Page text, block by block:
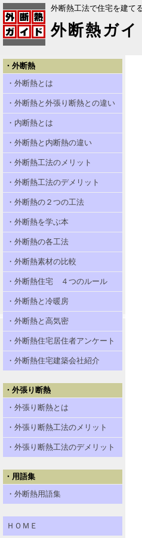
外断熱工法で住宅を建て
外断熱ガイ
・外断熱
・外断熱とは
・外断熱と外張り断熱との違い
・内断熱とは
・外断熱と内断熱の違い
・外断熱工法のメリット
・外断熱工法のデメリット
・外断熱の２つの工法
・外断熱を学ぶ本
・外断熱の各工法
・外断熱素材の比較
・外断熱住宅 ４つのルール
・外断熱と冷暖房
・外断熱と高気密
・外断熱住宅居住者アンケート
・外断熱住宅建築会社紹介
・外張り断熱
・外張り断熱とは
・外張り断熱工法のメリット
・外張り断熱工法のデメリット
・用語集
・外断熱用語集
ＨＯＭＥ